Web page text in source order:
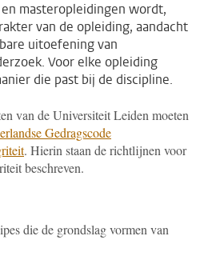
masteropleidingen wordt,
van de opleiding, aandacht
uitoefening van
Voor elke opleiding
die past bij de discipline.
van de Universiteit Leiden moeten
Gedragscode
. Hierin staan de richtlijnen voor
beschreven.
die de grondslag vormen van